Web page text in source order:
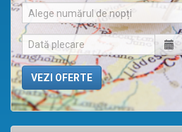
Alege numărul de nopți